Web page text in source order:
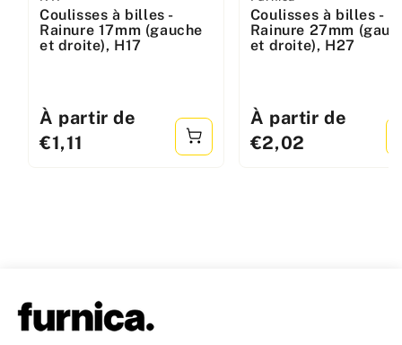
:
Coulisses à billes -
Rainure 17mm (gauche
et droite), H17
Prix
standard
À partir de
€1,11
:
Coulisses à billes -
Rainure 27mm
et droite), H27
Prix
standard
À partir de
€2,02